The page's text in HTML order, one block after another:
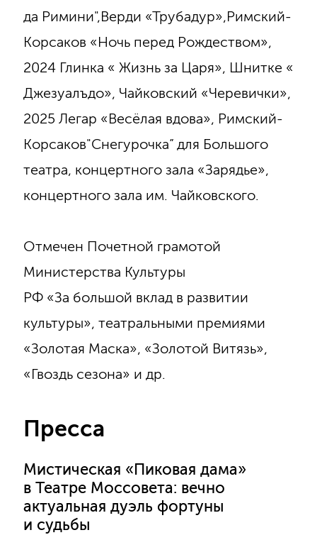
да Римини",Верди «Трубадур»,Римский-
Корсаков «Ночь перед Рождеством»,
2024 Глинка « Жизнь за Царя», Шнитке «
Джезуалъдо», Чайковский «Черевички»,
2025 Легар «Весёлая вдова», Римский-
Корсаков"Снегурочка” для Большого
театра, концертного зала «Зарядье»,
концертного зала им. Чайковского.
Отмечен Почетной грамотой
Министерства Культуры
РФ «За большой вклад в развитии
культуры», театральными премиями
«Золотая Маска», «Золотой Витязь»,
«Гвоздь сезона» и др.
Пресса
Мистическая «Пиковая дама»
в Театре Моссовета: вечно
актуальная дуэль фортуны
и судьбы